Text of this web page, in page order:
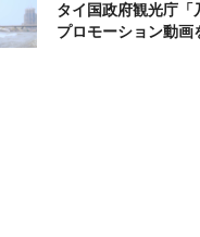
タイ国政府観光庁「
プロモーション動画